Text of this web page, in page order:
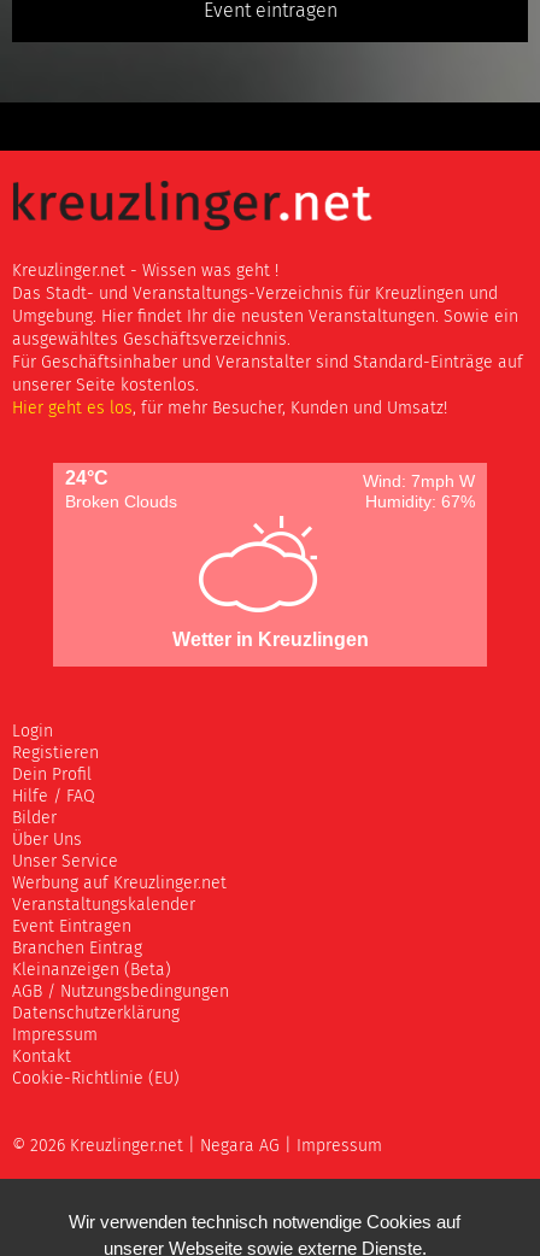
Event eintragen
Kreuzlinger.net - Wissen was geht !
Das Stadt- und Veranstaltungs-Verzeichnis für Kreuzlingen und
Umgebung. Hier findet Ihr die neusten Veranstaltungen. Sowie ein
ausgewähltes Geschäftsverzeichnis.
Für Geschäftsinhaber und Veranstalter sind Standard-Einträge auf
unserer Seite kostenlos.
Hier geht es los, für mehr Besucher, Kunden und Umsatz!
24°C
Wind: 7mph W
Broken Clouds
Humidity: 67%
Wetter in Kreuzlingen
Login
Registieren
Dein Profil
Hilfe / FAQ
Bilder
Über Uns
Unser Service
Werbung auf Kreuzlinger.net
Veranstaltungskalender
Event Eintragen
Branchen Eintrag
Kleinanzeigen (Beta)
AGB / Nutzungsbedingungen
Datenschutzerklärung
Impressum
Kontakt
Cookie-Richtlinie (EU)
© 2026 Kreuzlinger.net | Negara AG Impressum
Wir verwenden technisch notwendige Cookies auf
unserer Webseite sowie externe Dienste.